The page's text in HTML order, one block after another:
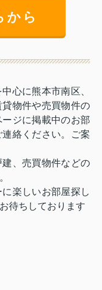
から
心に熊本市南区、
物件や売買物件の
ジに掲載中のお部
絡ください。ご案
、売買物件などの
楽しいお部屋探し
待ちしております